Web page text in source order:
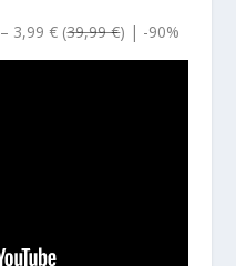
– 3,99 € (39,99 €) | -90%